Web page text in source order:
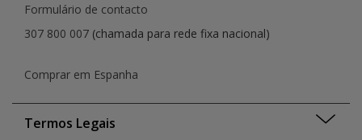
Formulário de contacto
307 800 007 (chamada para rede fixa nacional)
Comprar em Espanha
Termos Legais